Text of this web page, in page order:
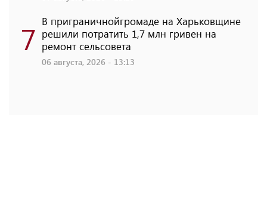
7 В приграничнойгромаде на Харьковщине
решили потратить 1,7 млн ​​гривен на
ремонт сельсовета
06 августа, 2026 - 13:13